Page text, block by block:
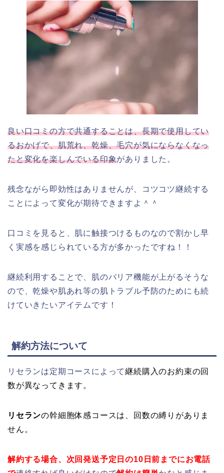
良い口コミの方で共通することは、長期で使用してい
るおかげで、肌荒れ、乾燥、毛穴が気にならなくなっ
たと変化を楽しんでいる印象がありました。
残念ながら即効性はありませんが、コツコツ継続する
ことによって変化が期待できますよ＾＾
口コミを見ると、肌に触接つけるものなので割かし早
く実感を感じられている方が多かったですね！！
継続利用することで、肌のバリア機能が上がるそうな
ので、乾燥や肌あれ等の肌トラブル予防のためにも続
けていきたいアイテムです！
解約方法について
リセランは定期コースによって継続購入のお約束の回
数が異なってきます。
リセランの幹細胞体感コースは、回数の縛りがありま
せん。
解約する場合、次回発送予定日の10日前までにお電話